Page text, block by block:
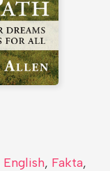
English, Fakta,